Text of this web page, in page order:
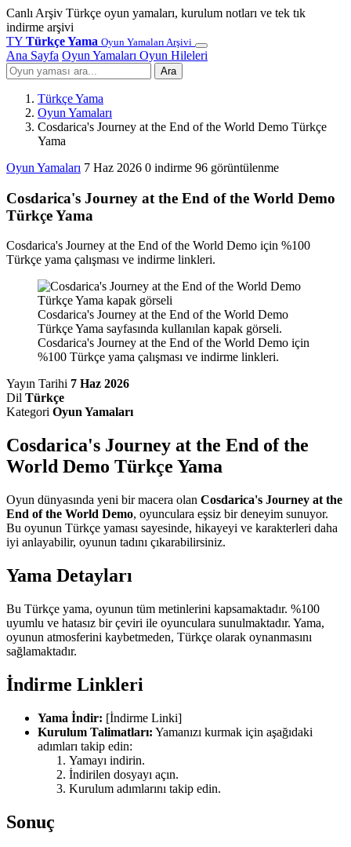
Canlı Arşiv Türkçe oyun yamaları, kurulum notları ve tek tık
indirme arşivi
TY Türkçe Yama Oyun Yamaları Arşivi
Ana Sayfa Oyun Yamaları Oyun Hileleri
Ara
Türkçe Yama
Oyun Yamaları
Cosdarica's Journey at the End of the World Demo Türkçe
Yama
Oyun Yamaları 7 Haz 2026 0 indirme 96 görüntülenme
Cosdarica's Journey at the End of the World Demo
Türkçe Yama
Cosdarica's Journey at the End of the World Demo için %100
Türkçe yama çalışması ve indirme linkleri.
Cosdarica's Journey at the End of the World Demo
Türkçe Yama sayfasında kullanılan kapak görseli.
Cosdarica's Journey at the End of the World Demo için
%100 Türkçe yama çalışması ve indirme linkleri.
Yayın Tarihi 7 Haz 2026
Dil Türkçe
Kategori Oyun Yamaları
Cosdarica's Journey at the End of the
World Demo Türkçe Yama
Oyun dünyasında yeni bir macera olan Cosdarica's Journey at the
End of the World Demo, oyunculara eşsiz bir deneyim sunuyor.
Bu oyunun Türkçe yaması sayesinde, hikayeyi ve karakterleri daha
iyi anlayabilir, oyunun tadını çıkarabilirsiniz.
Yama Detayları
Bu Türkçe yama, oyunun tüm metinlerini kapsamaktadır. %100
uyumlu ve hatasız bir çeviri ile oyunculara sunulmaktadır. Yama,
oyunun atmosferini kaybetmeden, Türkçe olarak oynanmasını
sağlamaktadır.
İndirme Linkleri
Yama İndir: [İndirme Linki]
Kurulum Talimatları: Yamanızı kurmak için aşağıdaki
adımları takip edin:
Yamayı indirin.
İndirilen dosyayı açın.
Kurulum adımlarını takip edin.
Sonuç